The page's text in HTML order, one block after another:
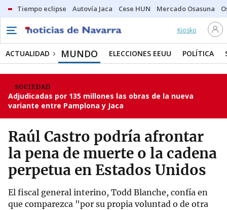
Tiempo eclipse Autovía Jaca Cese HUN Mercado Osasuna
Kiosko
ACTUALIDAD MUNDO ELECCIONES EEUU POLÍTICA
SOCIEDAD
Adjudicadas por 135 millones las obras de la nueva
variante entre Pamplona y Jaca
Raúl Castro podría afrontar
la pena de muerte o la cadena
perpetua en Estados Unidos
El fiscal general interino, Todd Blanche, confía en
que comparezca "por su propia voluntad o de otra